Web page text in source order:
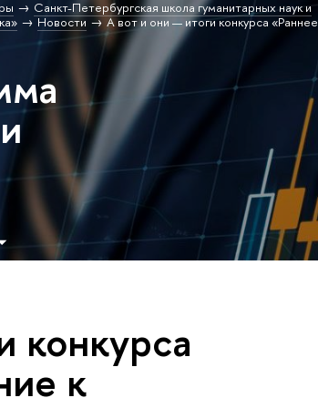
Санкт-Петербургская школа гуманитарных наук и
Новости
А вот и они — итоги конкурса «Раннее
конкурса
к